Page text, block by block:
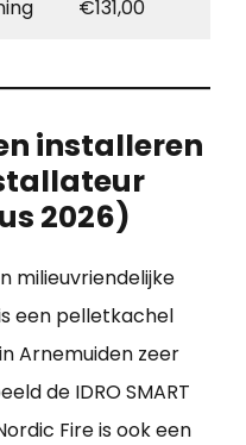
€131,00
installeren
2026)
milieuvriendelijke
een pelletkachel
Arnemuiden zeer
de IDRO SMART
Fire is ook een